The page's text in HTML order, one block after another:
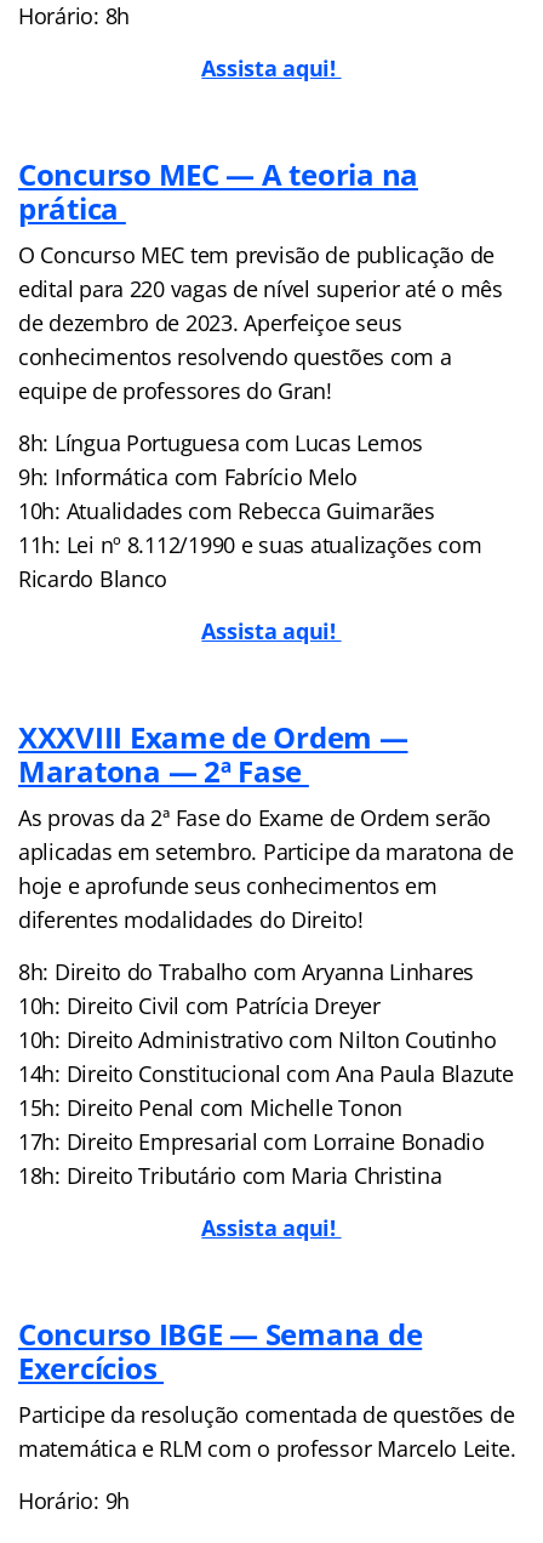
Horário: 8h
Assista aqui!
Concurso MEC — A teoria na
prática
O Concurso MEC tem previsão de publicação de
edital para 220 vagas de nível superior até o mês
de dezembro de 2023. Aperfeiçoe seus
conhecimentos resolvendo questões com a
equipe de professores do Gran!
8h: Língua Portuguesa com Lucas Lemos
9h: Informática com Fabrício Melo
10h: Atualidades com Rebecca Guimarães
11h: Lei nº 8.112/1990 e suas atualizações com
Ricardo Blanco
Assista aqui!
XXXVIII Exame de Ordem —
Maratona — 2ª Fase
As provas da 2ª Fase do Exame de Ordem serão
aplicadas em setembro. Participe da maratona de
hoje e aprofunde seus conhecimentos em
diferentes modalidades do Direito!
8h: Direito do Trabalho com Aryanna Linhares
10h: Direito Civil com Patrícia Dreyer
10h: Direito Administrativo com Nilton Coutinho
14h: Direito Constitucional com Ana Paula Blazute
15h: Direito Penal com Michelle Tonon
17h: Direito Empresarial com Lorraine Bonadio
18h: Direito Tributário com Maria Christina
Assista aqui!
Concurso IBGE — Semana de
Exercícios
Participe da resolução comentada de questões de
matemática e RLM com o professor Marcelo Leite.
Horário: 9h